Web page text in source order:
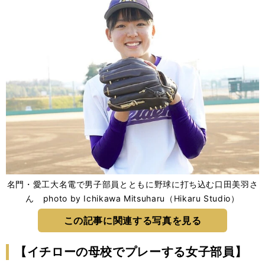
名門・愛工大名電で男子部員とともに野球に打ち込む口田美羽さ
ん photo by Ichikawa Mitsuharu（Hikaru Studio）
この記事に関連する写真を見る
【イチローの母校でプレーする女子部員】